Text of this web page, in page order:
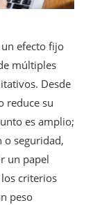
un efecto fijo
múltiples
Desde
reduce su
es amplio;
o seguridad,
un papel
criterios
peso